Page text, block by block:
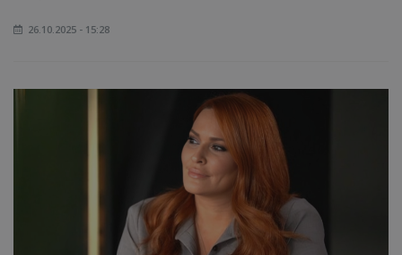
26.10.2025 - 15:28